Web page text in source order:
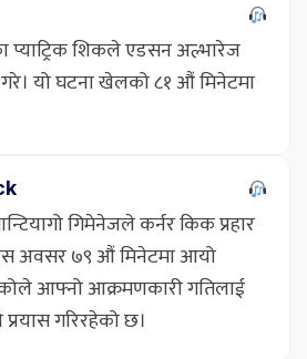
प्याट्रिक शिकले एडसन अल्भारेज
यो घटना खेलको ८१ औं मिनेटमा
गिमेनेजले कर्नर किक प्रहार
अवसर ७९ औं मिनेटमा आयो
आफ्नो आक्रमणकारी गतिलाई
गरिरहेको छ।